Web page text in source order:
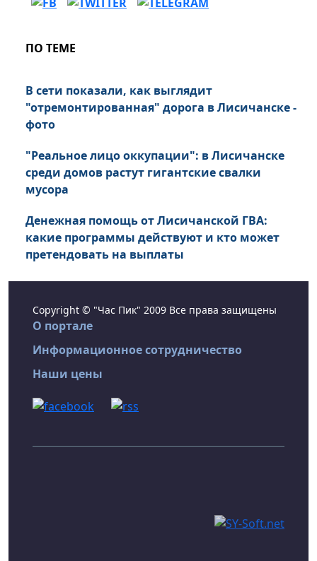
ПО ТЕМЕ
В сети показали, как выглядит
"отремонтированная" дорога в Лисичанске -
фото
"Реальное лицо оккупации": в Лисичанске
среди домов растут гигантские свалки
мусора
Денежная помощь от Лисичанской ГВА:
какие программы действуют и кто может
претендовать на выплаты
Copyright © "Час Пик" 2009 Все права защищены
О портале
Информационное сотрудничество
Наши цены